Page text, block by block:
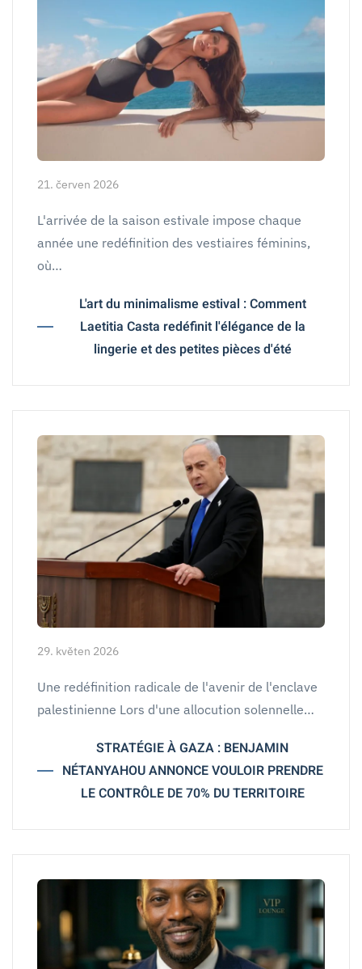
21. červen 2026
L'arrivée de la saison estivale impose chaque
année une redéfinition des vestiaires féminins,
où…
L'art du minimalisme estival : Comment
Laetitia Casta redéfinit l'élégance de la
lingerie et des petites pièces d'été
29. květen 2026
Une redéfinition radicale de l'avenir de l'enclave
palestinienne Lors d'une allocution solennelle…
STRATÉGIE À GAZA : BENJAMIN
NÉTANYAHOU ANNONCE VOULOIR PRENDRE
LE CONTRÔLE DE 70% DU TERRITOIRE